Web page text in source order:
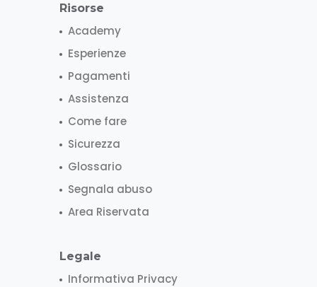
Risorse
Academy
Esperienze
Pagamenti
Assistenza
Come fare
Sicurezza
Glossario
Segnala abuso
Area Riservata
Legale
Informativa Privacy